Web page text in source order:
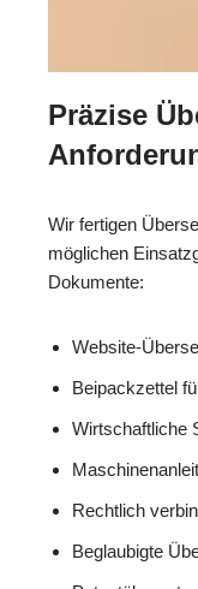
Präzise
Wir fertigen
möglichen
Dokumente:
Website-
Beipackzettel
Wirtschaftliche
Rechtlich
Beglaubigte